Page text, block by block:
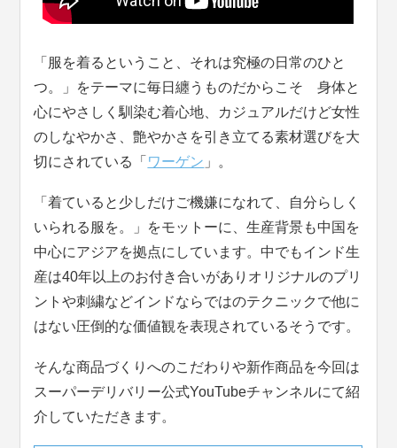
「服を着るということ、それは究極の日常のひと
つ。」をテーマに毎日纏うものだからこそ 身体と
心にやさしく馴染む着心地、カジュアルだけど女性
のしなやかさ、艶やかさを引き立てる素材選びを大
切にされている「 ワーゲン 」。
「着ていると少しだけご機嫌になれて、自分らしく
いられる服を。」をモットーに、生産背景も中国を
中心にアジアを拠点にしています。中でもインド生
産は40年以上のお付き合いがありオリジナルのプリ
ントや刺繍などインドならではのテクニックで他に
はない圧倒的な価値観を表現されているそうです。
そんな商品づくりへのこだわりや新作商品を今回は
スーパーデリバリー公式YouTubeチャンネルにて紹
介していただきます。